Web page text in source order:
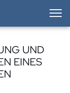
UND
EINES